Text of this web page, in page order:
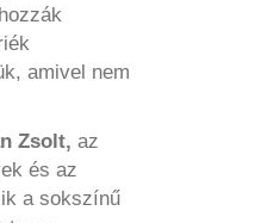
amivel nem
Zsolt, az
és az
a sokszínű